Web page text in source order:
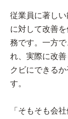
従業員に著し
に対して改善
務です。一方
れ、実際に改
クビにできる
す。
「そもそも会